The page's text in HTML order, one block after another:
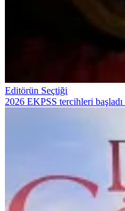
Editörün Seçtiği
2026 EKPSS tercihleri